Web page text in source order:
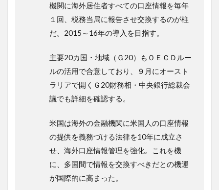
機関に海外居住者すべての口座情報を毎年
１回、税務当局に報告させ交換するのが柱
だ。2015～16年の導入を目指す。
主要20カ国・地域（Ｇ20）もＯＥＣＤルー
ルの活用で合意しており、９月にオースト
ラリアで開くＧ20財務相・中央銀行総裁会
議でも詳細を確認する。
米国は海外の金融機関に米国人の口座情報
の提供を義務づける法律を10年に成立さ
せ、海外口座情報管理を強化。これを機
に、多国間で情報を交換すべきだとの機運
が国際的に高まった。